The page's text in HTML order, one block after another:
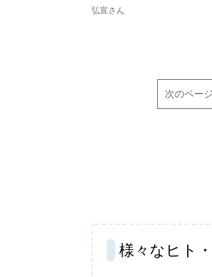
弘宣さん
次のページ
様々なヒト